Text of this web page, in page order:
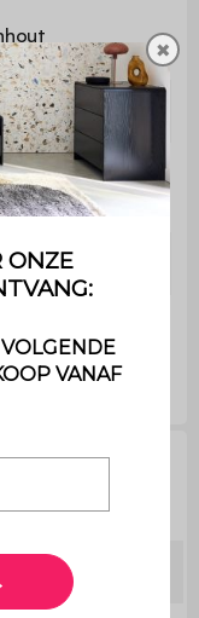
55cm
9,9cm
✖